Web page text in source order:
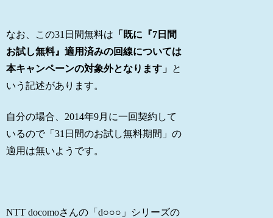
なお、この31日間無料は 「既に『7日間
お試し無料』適用済みの回線については
本キャンペーンの対象外となります」 と
いう記述があります。
自分の場合、2014年9月に一回契約して
いるので「31日間のお試し無料期間」の
適用は無いようです。
NTT docomoさんの「d○○○」シリーズの